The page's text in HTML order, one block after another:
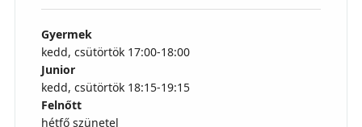
Gyermek
kedd, csütörtök 17:00-18:00
Junior
kedd, csütörtök 18:15-19:15
Felnőtt
hétfő szünetel